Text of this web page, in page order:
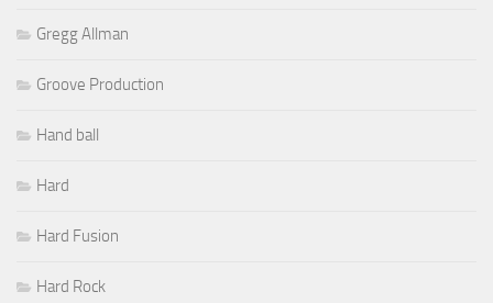
Gregg Allman
Groove Production
Hand ball
Hard
Hard Fusion
Hard Rock